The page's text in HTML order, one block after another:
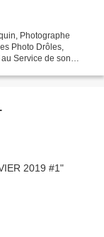
Photographe
Photo Drôles,
Service de son